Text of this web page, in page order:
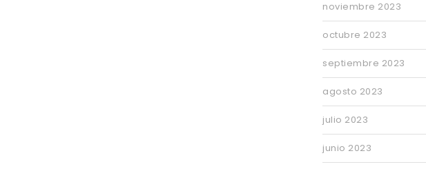
noviembre 2023
octubre 2023
septiembre 2023
agosto 2023
julio 2023
junio 2023